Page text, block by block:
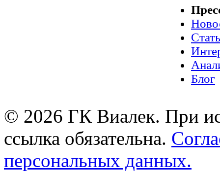
Блог
© 2026 ГК Виалек. При
ссылка обязательна.
персональных данных.